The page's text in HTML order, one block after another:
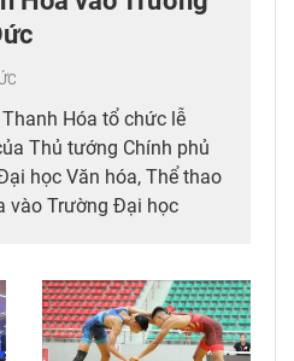
Hóa tổ chức lễ
Thủ tướng Chính phủ
học Văn hóa, Thể thao
vào Trường Đại học